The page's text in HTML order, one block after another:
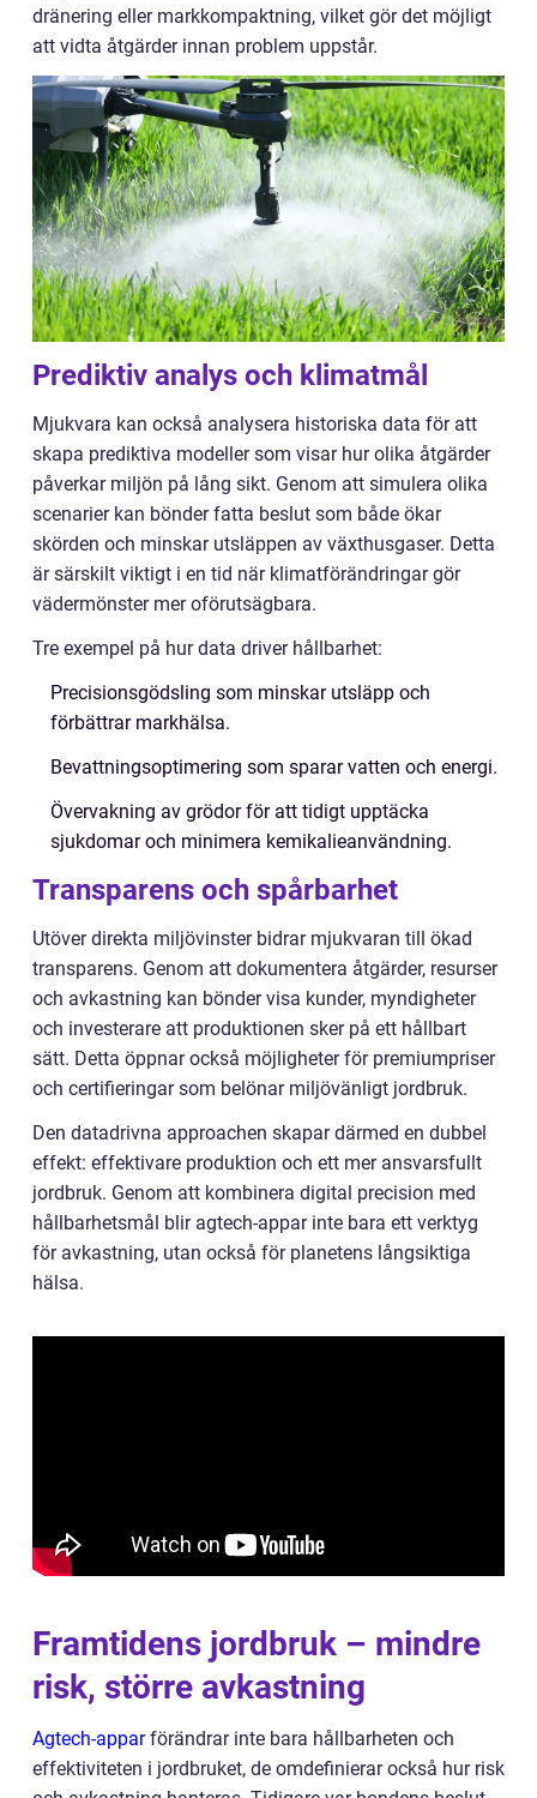
dränering eller markkompaktning, vilket gör det möjligt
att vidta åtgärder innan problem uppstår.
Prediktiv analys och klimatmål
Mjukvara kan också analysera historiska data för att
skapa prediktiva modeller som visar hur olika åtgärder
påverkar miljön på lång sikt. Genom att simulera olika
scenarier kan bönder fatta beslut som både ökar
skörden och minskar utsläppen av växthusgaser. Detta
är särskilt viktigt i en tid när klimatförändringar gör
vädermönster mer oförutsägbara.
Tre exempel på hur data driver hållbarhet:
Precisionsgödsling som minskar utsläpp och
förbättrar markhälsa.
Bevattningsoptimering som sparar vatten och energi.
Övervakning av grödor för att tidigt upptäcka
sjukdomar och minimera kemikalieanvändning.
Transparens och spårbarhet
Utöver direkta miljövinster bidrar mjukvaran till ökad
transparens. Genom att dokumentera åtgärder, resurser
och avkastning kan bönder visa kunder, myndigheter
och investerare att produktionen sker på ett hållbart
sätt. Detta öppnar också möjligheter för premiumpriser
och certifieringar som belönar miljövänligt jordbruk.
Den datadrivna approachen skapar därmed en dubbel
effekt: effektivare produktion och ett mer ansvarsfullt
jordbruk. Genom att kombinera digital precision med
hållbarhetsmål blir agtech-appar inte bara ett verktyg
för avkastning, utan också för planetens långsiktiga
hälsa.
Framtidens jordbruk – mindre
risk, större avkastning
Agtech-apparförändrar inte bara hållbarheten och
effektiviteten i jordbruket, de omdefinierar också hur risk